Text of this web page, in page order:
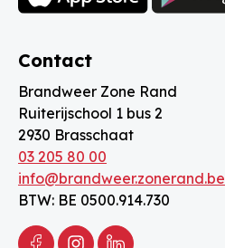
Contact
Brandweer Zone Rand
Ruiterijschool 1 bus 2
2930 Brasschaat
03 205 80 00
info@brandweer.zonerand.be
BTW: BE 0500.914.730